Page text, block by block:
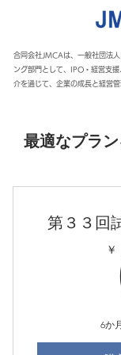
合同会社JMCAは、一般社団法
ング部門として、IPO・経営支
介を通じて、企業の成長と経営
最適なプラ
第３３回
￥
6か